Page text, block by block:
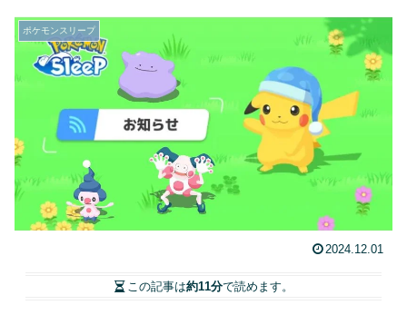
ポケモンスリープ
2024.12.01
この記事は約11分で読めます。